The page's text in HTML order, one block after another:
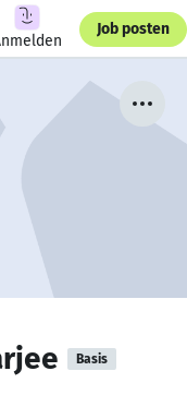
Job posten
Basis